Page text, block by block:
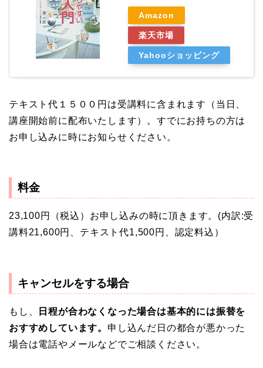
Amazon
楽天市場
Yahooショッピング
テキスト代１５００円は受講料に含まれます（当日、
講座開始前に配布いたします）。すでにお持ちの方は
お申し込みに時にお知らせください。
料金
23,100円（税込）お申し込みの時に頂きます。(内訳:受
講料21,600円、テキスト代1,500円、認定料込）
キャンセルをする場合
もし、
日程が合わなくなった場合は基本的には振替を
おすすめしています。 申し込んだ日の都合が悪かった
場合は電話やメールなどでご相談ください。